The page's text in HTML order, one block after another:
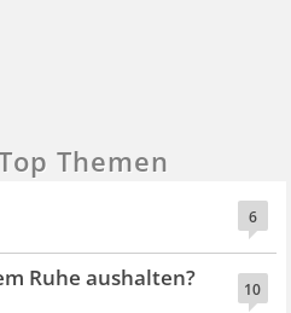
Themen
6
10
Ruhe aushalten?